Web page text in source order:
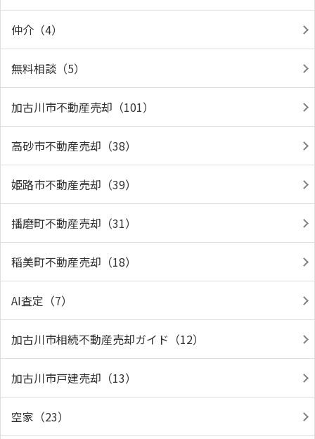
仲介（4）
無料相談（5）
加古川市不動産売却（101）
高砂市不動産売却（38）
姫路市不動産売却（39）
播磨町不動産売却（31）
稲美町不動産売却（18）
AI査定（7）
加古川市相続不動産売却ガイド（12）
加古川市戸建売却（13）
空家（23）